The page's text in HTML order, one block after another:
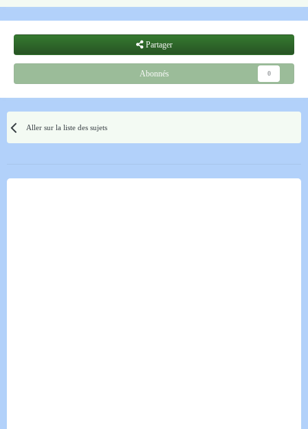
Partager
Abonnés 0
Aller sur la liste des sujets